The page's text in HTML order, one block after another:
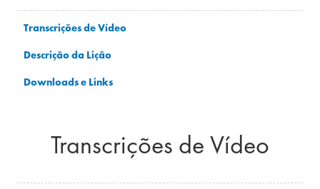
Transcrições de Vídeo
Descrição da Lição
Downloads e Links
Transcrições de Vídeo